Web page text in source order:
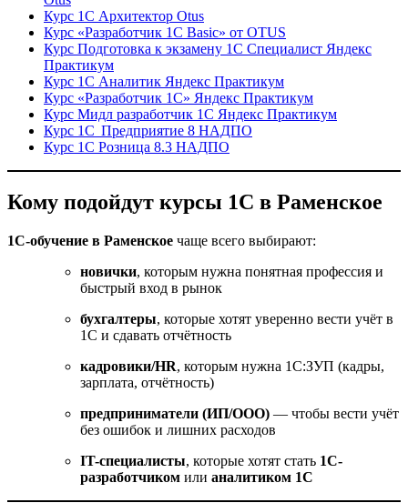
Курс 1С Архитектор Otus
Курс «Разработчик 1С Basic» от OTUS
Курс Подготовка к экзамену 1С Специалист Яндекс
Практикум
Курс 1С Аналитик Яндекс Практикум
Курс «Разработчик 1С» Яндекс Практикум
Курс Мидл разработчик 1С Яндекс Практикум
Курс 1С Предприятие 8 НАДПО
Курс 1С Розница 8.3 НАДПО
Кому подойдут курсы 1С в Раменское
1С-обучение в Раменское чаще всего выбирают:
новички, которым нужна понятная профессия и
быстрый вход в рынок
бухгалтеры, которые хотят уверенно вести учёт в
1С и сдавать отчётность
кадровики/HR, которым нужна 1С:ЗУП (кадры,
зарплата, отчётность)
предприниматели (ИП/ООО) — чтобы вести учёт
без ошибок и лишних расходов
IT-специалисты, которые хотят стать 1С-
разработчиком или аналитиком 1С